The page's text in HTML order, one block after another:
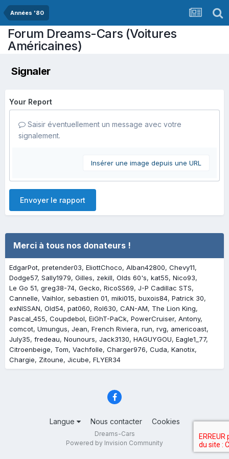
Années '80
Forum Dreams-Cars (Voitures
Américaines)
Signaler
Your Report
Saisir éventuellement un message avec votre
signalement.
Insérer une image depuis une URL
Envoyer le rapport
Merci à tous nos donateurs !
EdgarPot pretender03 EliottChoco Alban42800 Chevy11
Dodge57 Sally1979 Gilles zekill Olds 60's kat55 Nico93
Le Go 51 greg38-74 Gecko RicoSS69 J-P Cadillac STS
Cannelle Vaihlor sebastien 01 miki015 buxois84 Patrick 30
exNISSAN Old54 pat060 Rol630 CAN-AM
The Lion King
Pascal_455 Coupdebol EiGhT-PaCk PowerCruiser Antony
comcot Umungus Jean French Riviera run rvg
americoast
July35 fredeau Nounours Jack3130 HAGUYGOU Eagle1_77
Citroenbeige
Tom Vachfolle Charger976 Cuda Kanotix
Chargie
Zitoune Jicube FLYER34
Langue Nous contacter Cookies
Dreams-Cars
Powered by Invision Community